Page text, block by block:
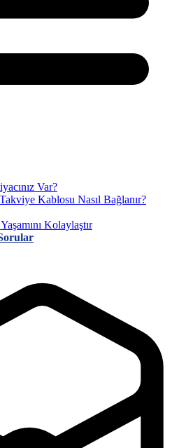
Var?
Kablosu Nasıl Bağlanır?
Kolaylaştır